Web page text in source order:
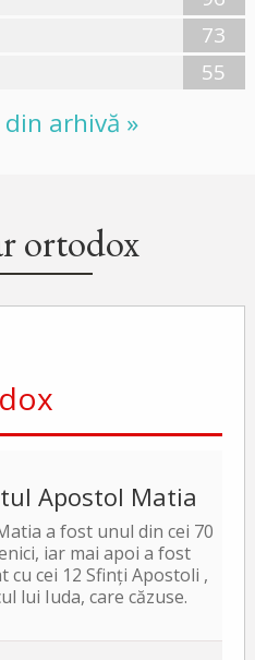
73
55
arhivă »
ortodox
Apostol Matia
a fost unul din cei 70
iar mai apoi a fost
cu cei 12 Sfinți Apostoli ,
lui Iuda, care căzuse.